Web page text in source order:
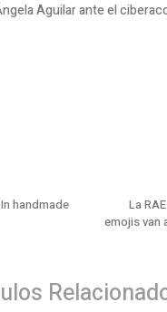
Aguilar ante el
handmade
La
emojis van